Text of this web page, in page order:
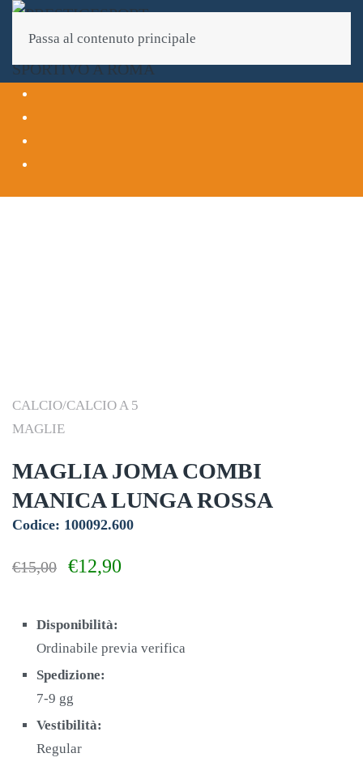
Passa al contenuto principale
CALCIO/CALCIO A 5
MAGLIE
MAGLIA JOMA COMBI
MANICA LUNGA ROSSA
Codice: 100092.600
€15,00
era:
€15,00.
€12,90
€12,90.
Disponibilità:
Ordinabile previa verifica
Spedizione:
7-9 gg
Vestibilità:
Regular